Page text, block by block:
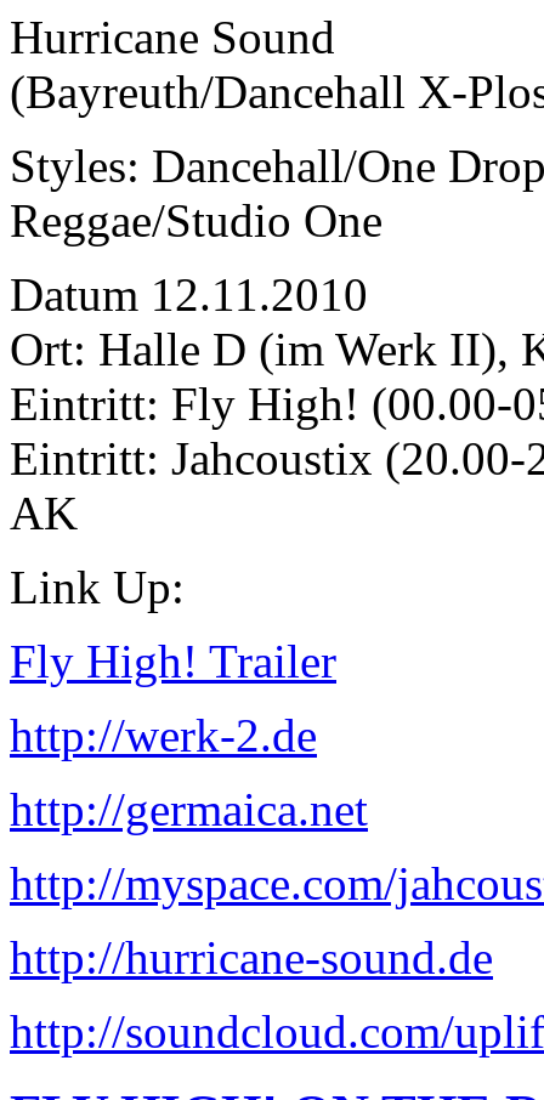
Hurricane Sound
(Bayreuth/Dancehall X-
Styles: Dancehall/One
Reggae/Studio One
Datum 12.11.2010
Ort: Halle D (im Werk II),
Eintritt: Fly High! (00.00-
Eintritt: Jahcoustix
AK
Link Up:
Fly High! Trailer
http://werk-2.de
http://germaica.net
http://myspace.com/
http://hurricane-sound.de
http://soundcloud.com/